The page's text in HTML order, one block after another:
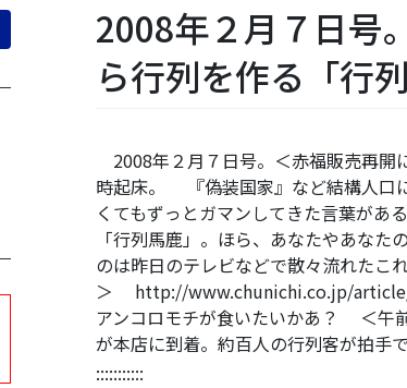
2008年２月７日号
ら行列を作る「行
2008年２月７日号。＜赤福販売再
時起床。 『偽装国家』など結構人口
くてもずっとガマンしてきた言葉が
「行列馬鹿」。ほら、あなたやあな
のは昨日のテレビなどで散々流れた
＞ http://www.chunichi.co.jp/
アンコロモチが食いたいかあ？ ＜午
が本店に到着。約百人の行列客が拍
:::::::::::